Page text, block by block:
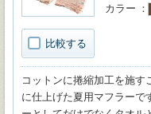
比較する
カラー
コットンに捲縮加工を施
に仕上げた夏用マフラーで